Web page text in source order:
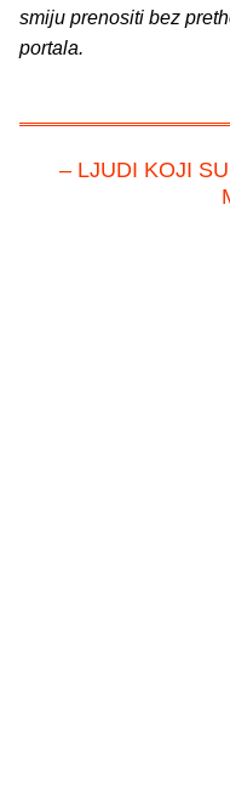
smiju prenositi bez
portala.
– LJUDI KOJI